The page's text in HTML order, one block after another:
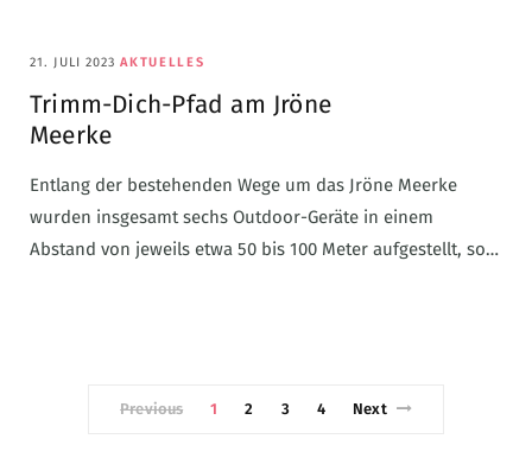
21. JULI 2023 AKTUELLES
Trimm-Dich-Pfad am Jröne
Meerke
Entlang der bestehenden Wege um das Jröne Meerke
wurden insgesamt sechs Outdoor-Geräte in einem
Abstand von jeweils etwa 50 bis 100 Meter aufgestellt, so…
Previous 1 2 3 4 Next